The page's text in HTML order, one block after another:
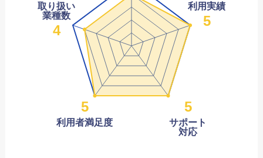
取り扱い
業種数
4
5
利用者満足度
5
サポート
対応
利用実績
5